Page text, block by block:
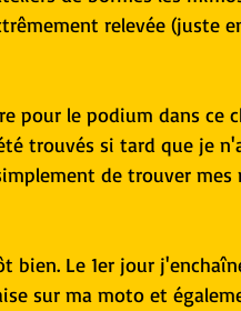
relevée (juste
pour le podium dans ce
trouvés si tard que je
de trouver mes
bien. Le 1er jour
sur ma moto et